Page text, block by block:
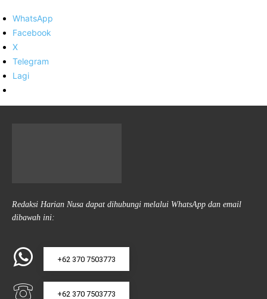
WhatsApp
Facebook
X
Telegram
Lagi
Redaksi Harian Nusa dapat dihubungi melalui WhatsApp dan email
dibawah ini:
+62 370 7503773
+62 370 7503773